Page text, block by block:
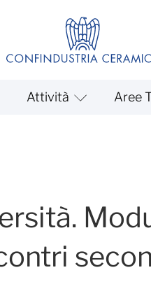
Attività Aree